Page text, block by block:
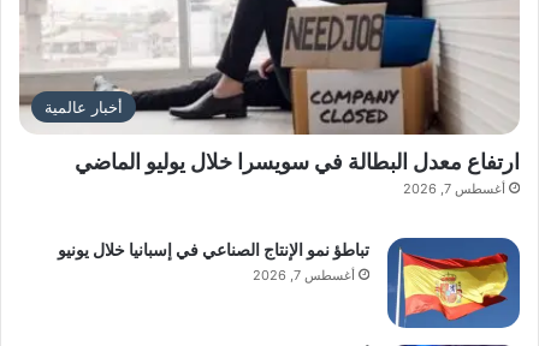
أخبار عالمية
ارتفاع معدل البطالة في سويسرا خلال يوليو الماضي
أغسطس 7, 2026
تباطؤ نمو الإنتاج الصناعي في إسبانيا خلال يونيو
أغسطس 7, 2026